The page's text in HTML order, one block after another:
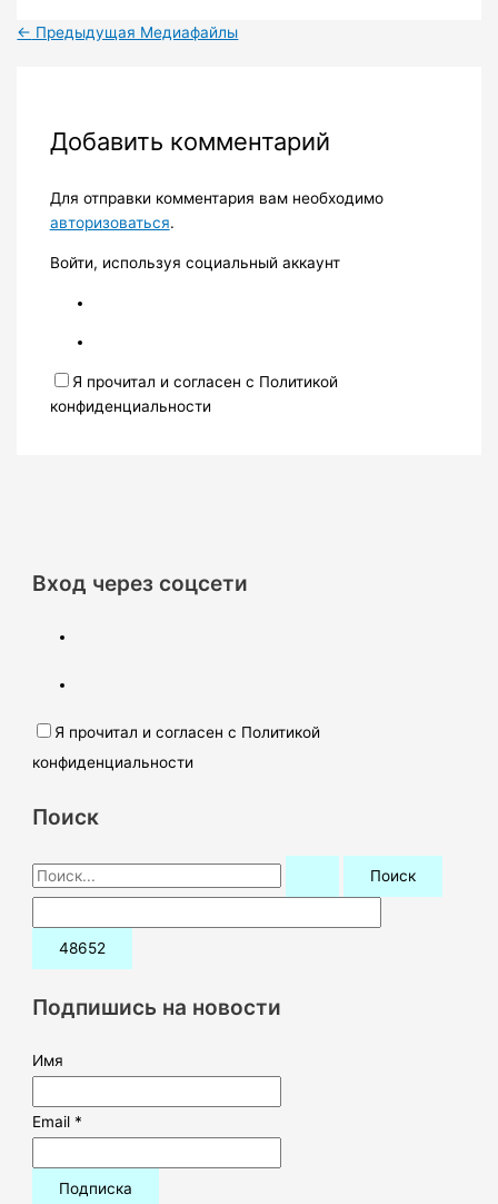
← Предыдущая Медиафайлы
Добавить комментарий
Для отправки комментария вам необходимо
авторизоваться.
Войти, используя социальный аккаунт
Я прочитал и согласен с Политикой
конфиденциальности
Вход через соцсети
Я прочитал и согласен с Политикой
конфиденциальности
Поиск
П
о
и
:Подпишись на новости
Имя
Email *